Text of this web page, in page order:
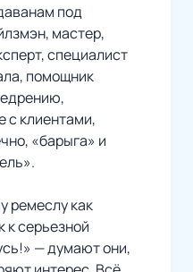
под
мастер,
специалист
помощник
с клиентами,
«барыга» и
ремеслу как
к серьезной
— думают они,